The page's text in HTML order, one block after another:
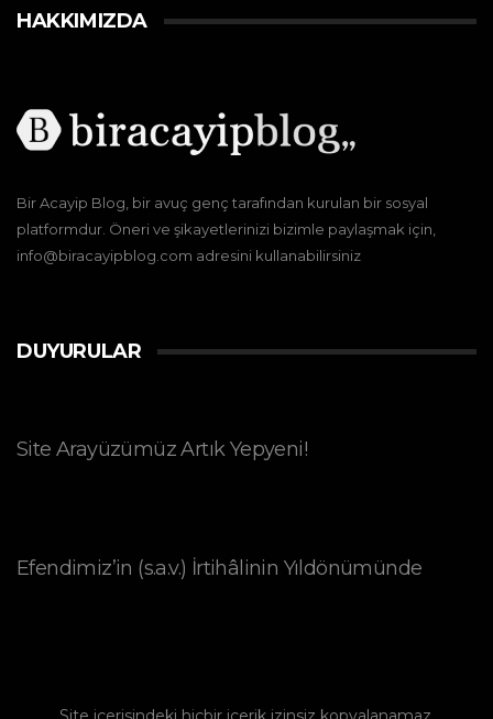
HAKKIMIZDA
Bir Acayip Blog, bir avuç genç tarafından kurulan bir sosyal
platformdur. Öneri ve şikayetlerinizi bizimle paylaşmak için,
info@biracayipblog.com adresini kullanabilirsiniz
DUYURULAR
Site Arayüzümüz Artık Yepyeni!
Efendimiz’in (s.a.v.) İrtihâlinin Yıldönümünde